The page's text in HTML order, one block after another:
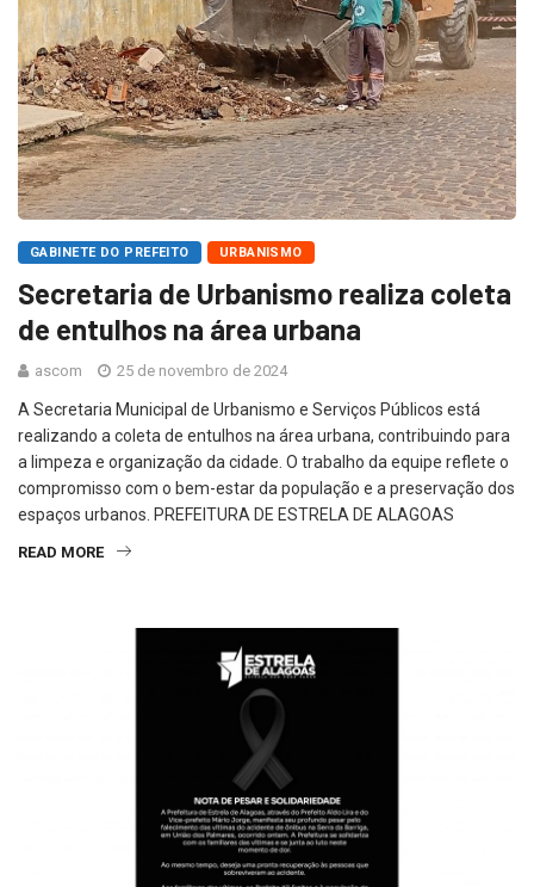
GABINETE DO PREFEITO URBANISMO
Secretaria de Urbanismo realiza coleta
de entulhos na área urbana
ascom 25 de novembro de 2024
A Secretaria Municipal de Urbanismo e Serviços Públicos está
realizando a coleta de entulhos na área urbana, contribuindo para
a limpeza e organização da cidade. O trabalho da equipe reflete o
compromisso com o bem-estar da população e a preservação dos
espaços urbanos. PREFEITURA DE ESTRELA DE ALAGOAS
READ MORE